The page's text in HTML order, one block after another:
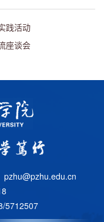
践活动
座谈会
pzhu@pzhu.edu.cn
5712507